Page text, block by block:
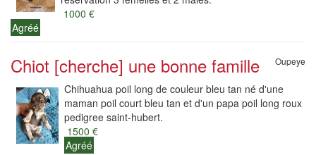
1000 €
Agréé
Chiot [cherche] une bonne famille Oupeye
Chihuahua poil long de couleur bleu tan né d'une
maman poil court bleu tan et d'un papa poil long roux
pedigree saint-hubert.
1500 €
Agréé